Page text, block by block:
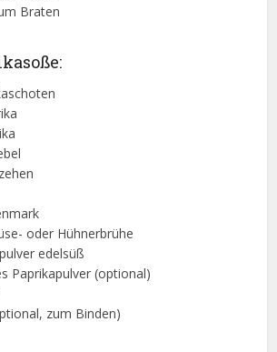
Braten
oder Hühnerbrühe
edelsüß
Paprikapulver (optional)
zum Binden)